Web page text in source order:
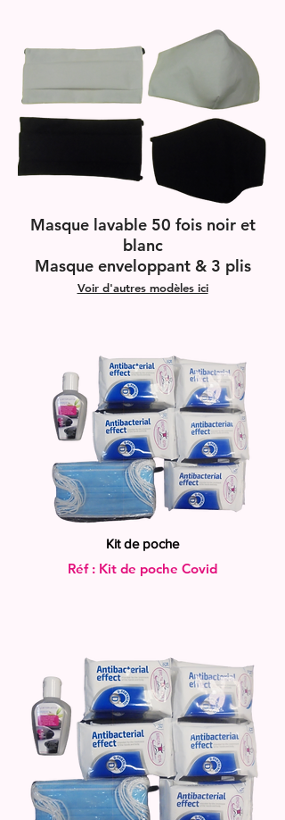
Masque lavable 50 fois noir et
blanc
Masque enveloppant & 3 plis
Voir d'autres modèles ici
Kit de poche
Réf : Kit de poche Covid